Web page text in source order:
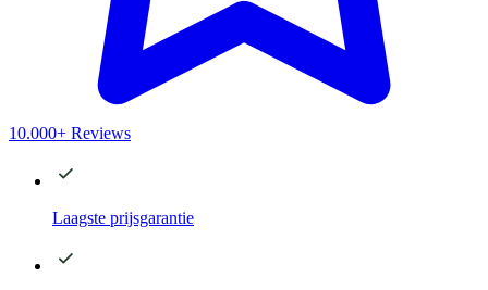
10.000+ Reviews
Laagste prijsgarantie